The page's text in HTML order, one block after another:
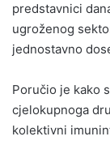
predstavnici
ugroženog
jednostavno
Poručio je kako
cjelokupnoga
kolektivni